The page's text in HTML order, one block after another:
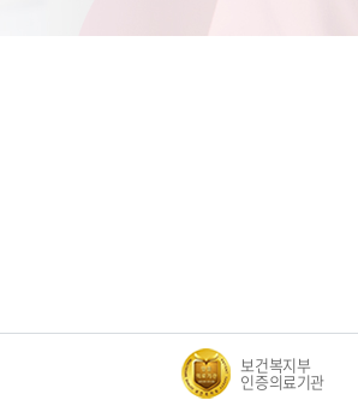
보건복지부
인증의료기관